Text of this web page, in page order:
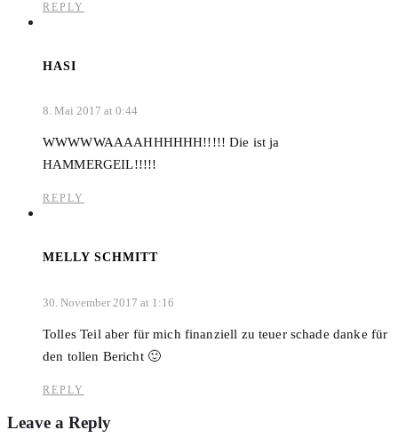
REPLY
HASI
8. Mai 2017 at 0:44
WWWWWAAAAHHHHHH!!!!! Die ist ja
HAMMERGEIL!!!!!
REPLY
MELLY SCHMITT
30. November 2017 at 1:16
Tolles Teil aber für mich finanziell zu teuer schade danke für
den tollen Bericht 🙂
REPLY
Leave a Reply